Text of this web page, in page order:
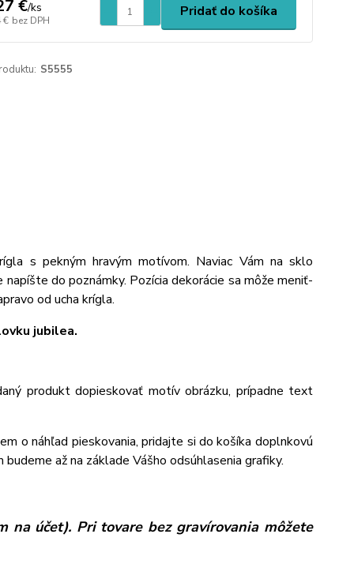
€/ks
€ bez DPH
Pridať do košíka
S5555
s pekným hravým motívom. Naviac Vám na sklo
do poznámky. Pozícia dekorácie sa môže meniť-
od ucha krígla.
jubilea.
produkt dopieskovať motív obrázku, prípadne text
o náhľad pieskovania, pridajte si do košíka doplnkovú
až na základe Vášho odsúhlasenia grafiky.
na účet). Pri tovare bez gravírovania môžete